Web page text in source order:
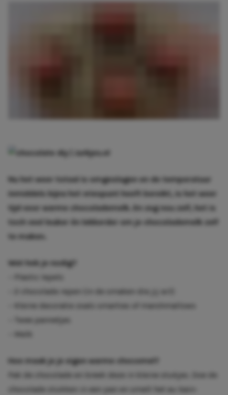
Nu het weer totaal is omgeslagen en de temperatuur
inmiddels bijna het vriespunt heeft bereikt, is het weer
tijd voor warme chocolademelk. En zeg nou zelf, het is
toch veel leuker én lekkerder om je chocolademelk zelf
te maken.
Wat heb je nodig?
– Plastic lepels
– 2 chocolade repen (in de smaken die jij wil)
– Kleine decoratie zoals smarties of marshmallows
– Twee pannetjes
Hoe maak je je eigen warme chocomel?
Pak de chocolade en breek deze in kleine stukjes. Doe de
chocolade stukken in een pan en smelt het au bain-